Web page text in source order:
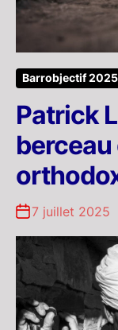
Barrobjectif 2025
Patrick
7 juillet 2025